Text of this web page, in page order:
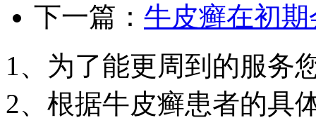
下一篇： 牛皮癣在初
1、为了能更周到的服务
2、根据牛皮癣患者的具